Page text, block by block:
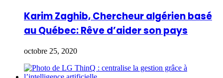
Karim Zaghib, Chercheur algérien basé
au Québec: Rêve d’aider son pays
octobre 25, 2020